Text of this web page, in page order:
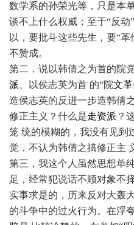
数学系的孙荣光等，只是本
谈不上什么权威；至于“反
以，要批斗这些先生，要“
不赞成。
第二，说以韩倩之为首的院
派 、以侯志英为首 的“院文革
造侯志英的反进一步造韩倩
修正主义？什么是走资派 ？
笼 统的模糊的，我没有见到
觉，不认为韩倩之搞修正主
第三，我这个人虽然思想单
足，经常犯说话不顾对象不
实事求是的，历来反对大轰
的斗争中的过火行为。在浮